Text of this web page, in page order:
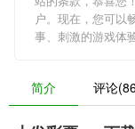
户。现在，您可以
事、刺激的游戏体
简介 评论